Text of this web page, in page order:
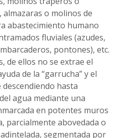
o molinos de
abastecimiento humano
fluviales (azudes,
pontones), etc.
de ellos no se extrae el
de la “garrucha” y el
descendiendo hasta
agua mediante una
en potentes muros
parcialmente abovedada o
segmentada por